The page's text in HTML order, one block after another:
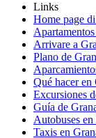
Links
Home page
Arrivare a
Plano de
Qué hacer en
Excursiones
Guía de
Autobuses en
Taxis en